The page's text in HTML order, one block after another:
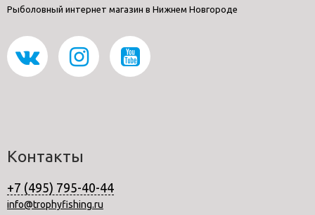
Рыболовный интернет магазин в Нижнем Новгороде
Контакты
+7 (495) 795-40-44
info@trophyfishing.ru